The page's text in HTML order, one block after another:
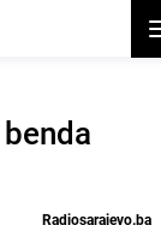
Radiosarajevo.ba